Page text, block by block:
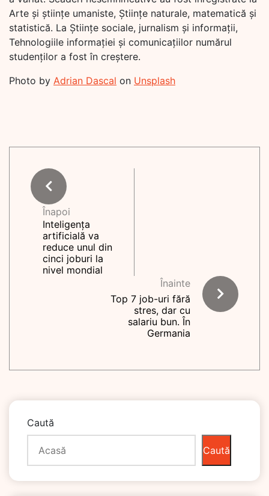
Arte și științe umaniste, Științe naturale, matematică și
statistică. La Științe sociale, jurnalism și informații,
Tehnologiile informației și comunicațiilor numărul
studenților a fost în creștere.
Photo by Adrian Dascal on Unsplash
Înapoi
Inteligența
artificială va
reduce unul din
cinci joburi la
nivel mondial
Înainte
Top 7 job-uri fără
stres, dar cu
salariu bun. În
Germania
Caută
Caută